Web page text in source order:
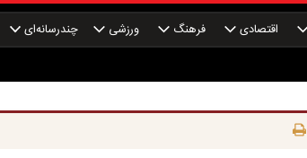
اقتصادی فرهنگ ورزشی چندرسانه‌ای